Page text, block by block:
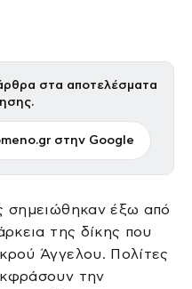
στα αποτελέσματα
στην Google
σημειώθηκαν έξω από
της δίκης που
Άγγελου. Πολίτες
την